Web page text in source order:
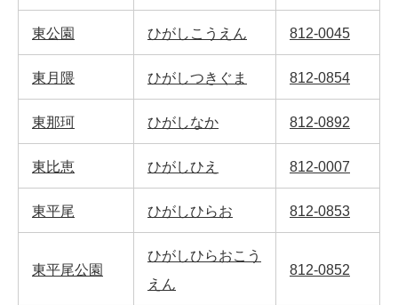
東公園 ひがしこうえん 812-0045
東月隈 ひがしつきぐま 812-0854
東那珂 ひがしなか 812-0892
東比恵 ひがしひえ 812-0007
東平尾 ひがしひらお 812-0853
東平尾公園
ひがしひらおこう
えん
812-0852